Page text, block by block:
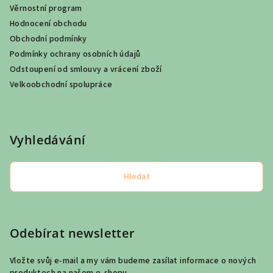
Věrnostní program
Hodnocení obchodu
Obchodní podmínky
Podmínky ochrany osobních údajů
Odstoupení od smlouvy a vrácení zboží
Velkoobchodní spolupráce
Vyhledávání
Hledat
Odebírat newsletter
Vložte svůj e-mail a my vám budeme zasílat informace o nových